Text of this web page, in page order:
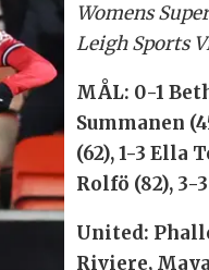
Womens
Leigh Sports
MÅL: 0-1
Summanen
(62), 1-3 Ella
Rolfö (82), 3-
United:
Riviere,